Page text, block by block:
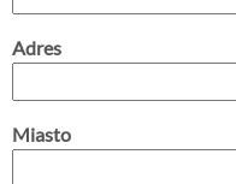
Adres
Miasto